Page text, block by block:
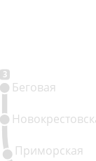
3
Приморская
Беговая